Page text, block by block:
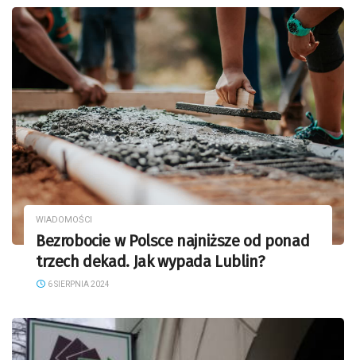
WIADOMOŚCI
Bezrobocie w Polsce najniższe od ponad
trzech dekad. Jak wypada Lublin?
6 SIERPNIA 2024